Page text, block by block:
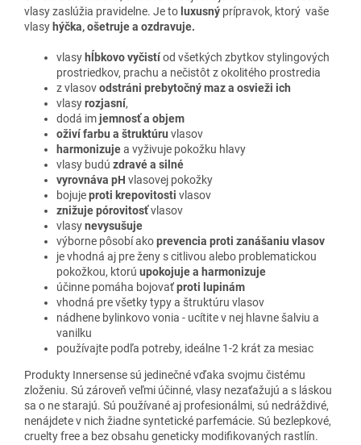
vlasy zaslúžia pravidelne. Je to luxusný prípravok, ktorý vaše
vlasy hýčka, ošetruje a ozdravuje.
vlasy hĺbkovo vyčistíod všetkých zbytkov stylingových
prostriedkov, prachu a nečistôt z okolitého prostredia
z vlasovodstráni prebytočný maz a osvieži ich
vlasyrozjasní,
dodá imjemnosť a objem
oživí farbu a štruktúru vlasov
harmonizujea vyživuje pokožku hlavy
vlasy budú zdravé a silné
vyrovnáva pH vlasovej pokožky
bojujeproti krepovitosti vlasov
znižuje pórovitosťvlasov
vlasynevysušuje
výborne pôsobí akoprevencia proti zanášaniu vlasov
je vhodná aj pre ženy s citlivou alebo problematickou
pokožkou, ktorú upokojuje a harmonizuje
účinne pomáha bojovaťproti lupinám
vhodná pre všetky typy a štruktúru vlasov
nádhene bylinkovo vonia - ucítite v nej hlavne šalviu a
vanilku
používajte podľa potreby, ideálne 1-2 krát za mesiac
Produkty Innersense sú jedinečné vďaka svojmu čistému
zloženiu. Sú zároveň veľmi účinné, vlasy nezaťažujú a s láskou
sa o ne starajú. Sú používané aj profesionálmi, sú nedráždivé,
nenájdete v nich žiadne syntetické parfemácie. Sú bezlepkové,
cruelty free a bez obsahu geneticky modifikovaných rastlín.